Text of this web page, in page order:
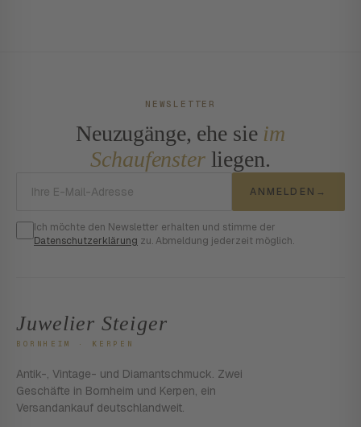
NEWSLETTER
Neuzugänge, ehe sie im
Schaufensterliegen.
ANMELDEN →
Ich möchte den Newsletter erhalten und stimme der
Datenschutzerklärung zu. Abmeldung jederzeit möglich.
Juwelier Steiger
BORNHEIM · KERPEN
Antik-, Vintage- und Diamantschmuck. Zwei
Geschäfte in Bornheim und Kerpen, ein
Versandankauf deutschlandweit.